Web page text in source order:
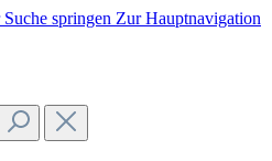
springen Zur Hauptnavigation